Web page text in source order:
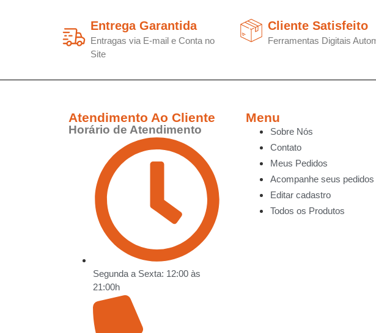
Entrega Garantida
Entragas via E-mail e Conta no
Site
Cliente Satisfeito
Ferramentas Digitais
Atendimento Ao Cliente
Horário de Atendimento
Segunda a Sexta: 12:00 às
21:00h
Menu
Sobre Nós
Contato
Meus Pedidos
Acompanhe seus pedidos
Editar cadastro
Todos os Produtos